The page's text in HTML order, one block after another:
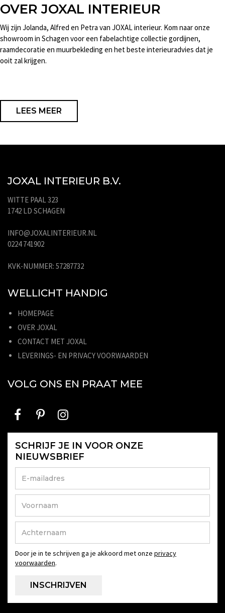
OVER JOXAL INTERIEUR
Wij zijn Jolanda, Alfred en Petra van JOXAL interieur. Kom naar onze
showroom in Schagen voor een fabelachtige collectie gordijnen,
raamdecoratie en muurbekleding en het beste interieuradvies dat je
ooit zal krijgen.
LEES MEER
JOXAL INTERIEUR B.V.
WITTE PAAL 323
1742 LD SCHAGEN
INFO@JOXALINTERIEUR.NL
0224 741902
KVK-NUMMER: 57287732
WELLICHT HANDIG
HOMEPAGE
OVER JOXAL
CONTACT MET JOXAL
LEVERINGS- EN PRIVACY VOORWAARDEN
VOLG ONS EN PRAAT MEE
SCHRIJF JE IN VOOR ONZE
NIEUWSBRIEF
Door je in te schrijven ga je akkoord met onze privacy
voorwaarden.